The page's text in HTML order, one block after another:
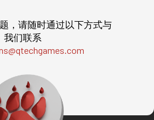
，请随时通过以下方式与
我们联系